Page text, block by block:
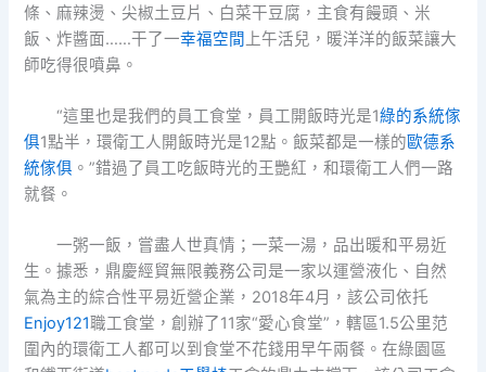
條、麻辣燙、尖椒土豆片、白菜干豆腐，主食有饅頭、米
飯、炸醬面……干了一幸福空間 上午活兒，暖洋洋的飯菜讓大
師吃得很噴鼻。
“這里也是我們的員工食堂，員工開飯時光是1綠的系統傢
俱1點半，環衛工人開飯時光是12點。飯菜都是一樣的歐德系
統傢俱 。”錯過了員工吃飯時光的王艷紅，和環衛工人們一路
就餐。
一粥一飯，嘗盡人世真情；一菜一湯，品出暖和平易近
生。據悉，鼎慶經貿無限義務公司是一家以運營液化、自然
氣為主的綜合性平易近營企業，2018年4月，該公司依托
Enjoy121職工食堂，創辦了11家“愛心食堂”，轄區1.5公里范
圍內的環衛工人都可以到食堂不花錢用早午兩餐。在綠園區